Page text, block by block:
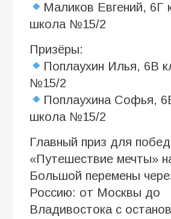
Маликов Евгений, 6Г
школа №15/2
Призёры:
Поплаухин Илья, 6В
№15/2
Поплаухина Софья,
школа №15/2
Главный приз для
«Путешествие мечты»
Большой перемены
Россию: от Москвы до
Владивостока с